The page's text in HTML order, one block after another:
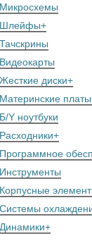
Микросхемы
Шлейфы+
Тачскрины
Видеокарты
Жесткие диски+
Материнские платы
Б/Y ноутбуки
Расходники+
Программное
Инструменты
Корпусные
Системы
Динамики+